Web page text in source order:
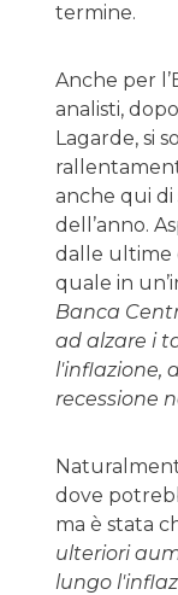
termine.
Anche per
analisti,
Lagarde, si
anche qui di
dell’anno.
dalle ultime
quale in
Banca
ad alzare i
l'inflazione,
recessione
dove
ma è stata
ulteriori
lungo